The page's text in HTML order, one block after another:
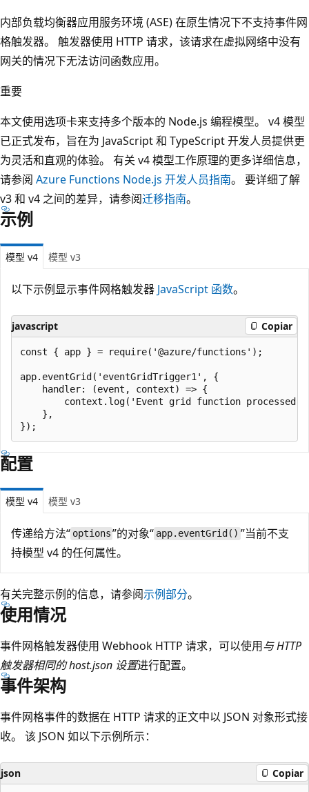
内部负载均衡器应用服务环境 (ASE) 在原生情况下不支持事件网
格触发器。 触发器使用 HTTP 请求，该请求在虚拟网络中没有
网关的情况下无法访问函数应用。
重要
本文使用选项卡来支持多个版本的 Node.js 编程模型。 v4 模型
已正式发布，旨在为 JavaScript 和 TypeScript 开发人员提供更
为灵活和直观的体验。 有关 v4 模型工作原理的更多详细信息，
请参阅 Azure Functions Node.js 开发人员指南。 要详细了解
v3 和 v4 之间的差异，请参阅迁移指南。
示例
模型 v4 模型 v3
以下示例显示事件网格触发器 JavaScript 函数。
javascript Copiar
const { app } = require('@azure/functions');
app.eventGrid('eventGridTrigger1', {
    handler: (event, context) => {
context.log('Event grid function processed
    },
配置
模型 v4 模型 v3
传递给方法“ options ”的对象“ app.eventGrid() ”当前不支
持模型 v4 的任何属性。
有关完整示例的信息，请参阅示例部分。
使用情况
事件网格触发器使用 Webhook HTTP 请求，可以使用与 HTTP
触发器相同的 host.json 设置进行配置。
事件架构
事件网格事件的数据在 HTTP 请求的正文中以 JSON 对象形式接
收。 该 JSON 如以下示例所示：
json Copiar